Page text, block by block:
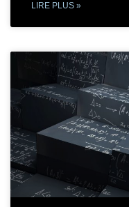
LIRE PLUS »